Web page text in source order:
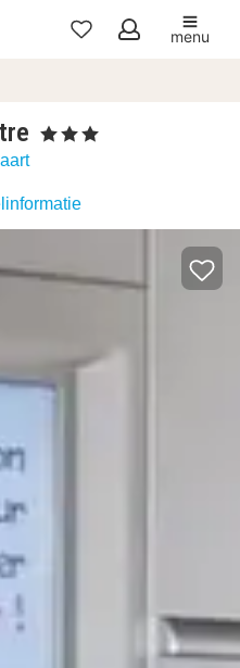
Mijn
menu
, 3 Sterren